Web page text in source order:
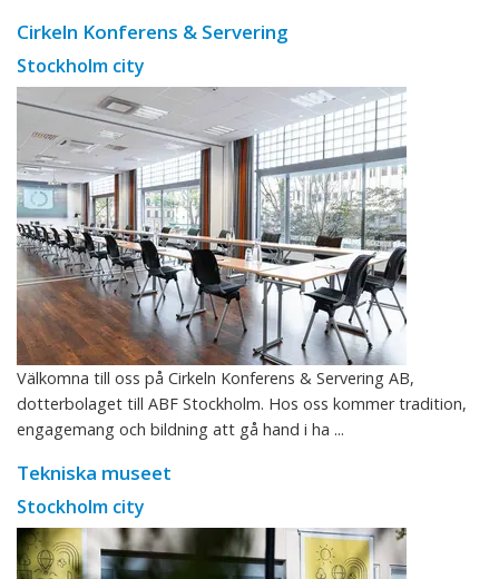
Cirkeln Konferens & Servering
Stockholm city
Välkomna till oss på Cirkeln Konferens & Servering AB,
dotterbolaget till ABF Stockholm. Hos oss kommer tradition,
engagemang och bildning att gå hand i ha ...
Tekniska museet
Stockholm city